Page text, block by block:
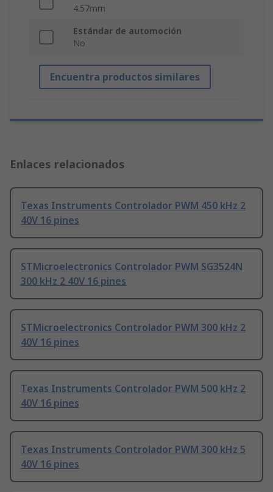
4.57mm
Estándar de automoción
No
Encuentra productos similares
Enlaces relacionados
Texas Instruments Controlador PWM 450 kHz 2
40V 16 pines
STMicroelectronics Controlador PWM SG3524N
300 kHz 2 40V 16 pines
STMicroelectronics Controlador PWM 300 kHz 2
40V 16 pines
Texas Instruments Controlador PWM 500 kHz 2
40V 16 pines
Texas Instruments Controlador PWM 300 kHz 5
40V 16 pines